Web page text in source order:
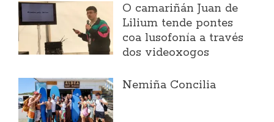
O camariñán Juan de
Lilium tende pontes
coa lusofonía a través
dos videoxogos
Nemiña Concilia